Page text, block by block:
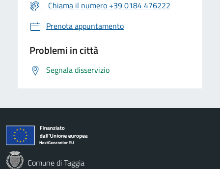
Chiama il numero +39 0184 476222
Prenota appuntamento
Problemi in città
Segnala disservizio
Comune di Taggia